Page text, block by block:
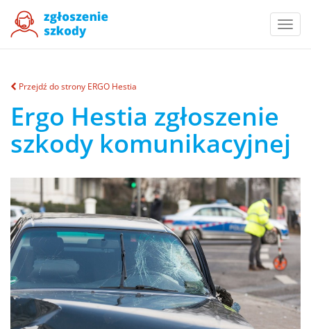
Przejdź do strony ERGO Hestia
Ergo Hestia zgłoszenie
szkody komunikacyjnej